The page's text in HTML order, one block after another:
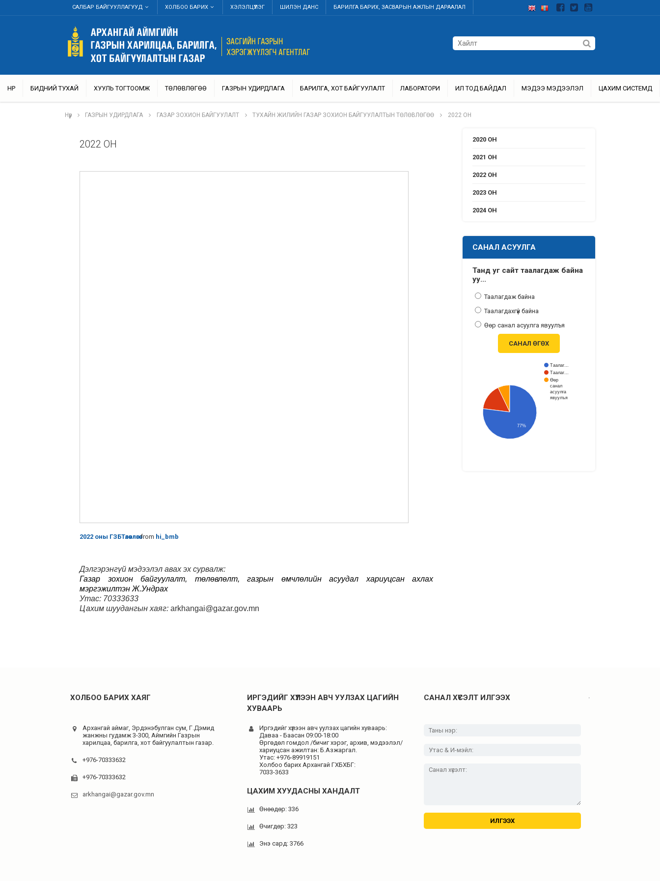
САЛБАР БАЙГУУЛЛАГУУД ХОЛБОО БАРИХ ХЭЛЭЛЦҮҮЛЭГ ШИЛЭН ДАНС БАРИЛГА БАРИХ, ЗАСВАРЫН АЖЛЫН ДАРААЛАЛ
НҮҮР БИДНИЙ ТУХАЙ ХУУЛЬ ТОГТООМЖ ТӨЛӨВЛӨГӨӨ ГАЗРЫН УДИРДЛАГА БАРИЛГА, ХОТ БАЙГУУЛАЛТ ЛАБОРАТОРИ ИЛ ТОД БАЙДАЛ МЭДЭЭ МЭДЭЭЛЭЛ ЦАХИМ СИСТЕМҮҮД
Нүүр ГАЗРЫН УДИРДЛАГА ГАЗАР ЗОХИОН БАЙГУУЛАЛТ ТУХАЙН ЖИЛИЙН ГАЗАР ЗОХИОН БАЙГУУЛАЛТЫН ТӨЛӨВЛӨГӨӨ 2022 ОН
2022 ОН
2022 оны ГЗБТөлөвлөгөө from hi_bmb
Дэлгэрэнгүй мэдээлэл авах эх сурвалж:
Газар зохион байгуулалт, төлөвлөлт, газрын өмчлөлийн асуудал хариуцсан ахлах
мэргэжилтэн Ж.Ундрах
Утас: 70333633
Цахим шуудангын хаяг: arkhangai@gazar.gov.mn
2020 ОН
2021 ОН
2022 ОН
2023 ОН
2024 ОН
САНАЛ АСУУЛГА
Танд уг сайт таалагдаж байна
уу...
Таалагдаж байна
Таалагдахгүй байна
Өөр санал асуулга явуулъя
САНАЛ ӨГӨХ
Таалаг…
Таалаг…
Өөр
санал
асуулга
явуулъя
77%
ХОЛБОО БАРИХ ХАЯГ
Архангай аймаг, Эрдэнэбулган сум, Г.Дэмид
жанжны гудамж 3-300, Аймгийн Газрын
харилцаа, барилга, хот байгуулалтын газар.
+976-70333632
+976-70333632
arkhangai@gazar.gov.mn
ИРГЭДИЙГ ХҮЛЭЭН АВЧ УУЛЗАХ ЦАГИЙН
ХУВААРЬ
Иргэдийг хүлээн авч уулзах цагийн хуваарь:
Даваа - Баасан 09:00-18:00
Өргөдөл гомдол /бичиг хэрэг, архив, мэдээлэл/
хариуцсан ажилтан: Б.Азжаргал.
Утас: +976-89919151
Холбоо барих Архангай ГХБХБГ:
7033-3633
ЦАХИМ ХУУДАСНЫ ХАНДАЛТ
Өнөөдөр: 336
Өчигдөр: 323
Энэ сард: 3766
САНАЛ ХҮСЭЛТ ИЛГЭЭХ .